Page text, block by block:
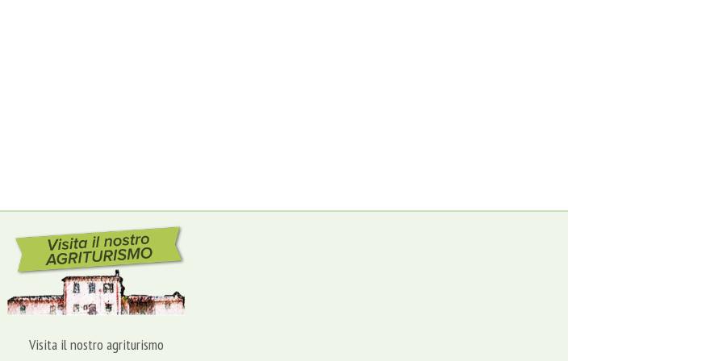
Visita il nostro agriturismo